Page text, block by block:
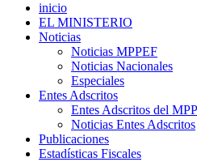
inicio
EL MINISTERIO
Noticias
Noticias MPPEF
Noticias Nacionales
Especiales
Entes Adscritos
Entes Adscritos del
Noticias Entes Adscritos
Publicaciones
Estadísticas Fiscales